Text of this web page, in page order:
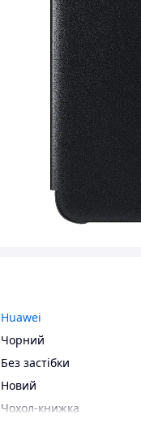
Huawei
Чорний
Без застібки
Новий
Чохол-книжка